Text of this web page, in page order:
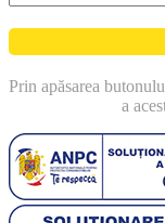
Prin apăsarea
a